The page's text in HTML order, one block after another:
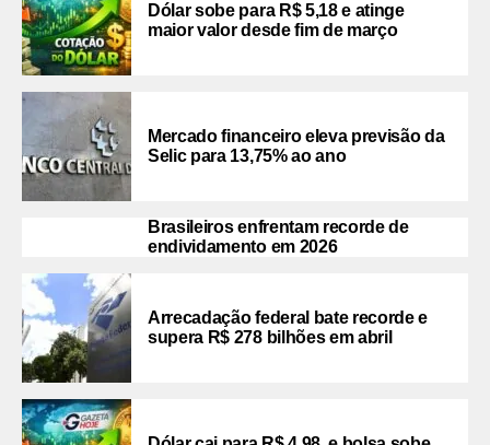
Dólar sobe para R$ 5,18 e atinge
maior valor desde fim de março
Mercado financeiro eleva previsão da
Selic para 13,75% ao ano
Brasileiros enfrentam recorde de
endividamento em 2026
Arrecadação federal bate recorde e
supera R$ 278 bilhões em abril